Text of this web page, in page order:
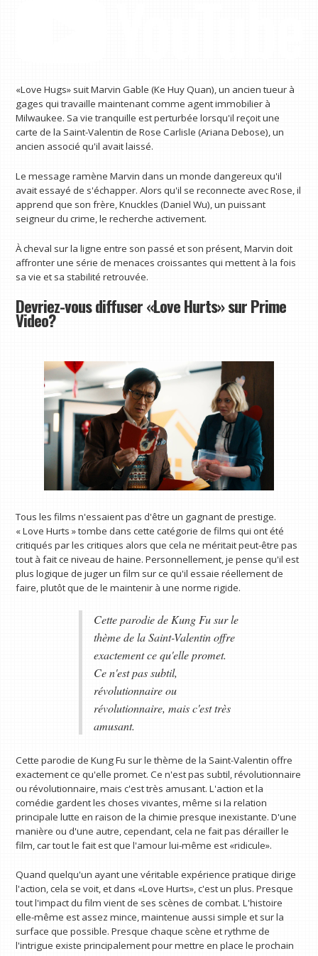
«Love Hugs» suit Marvin Gable (Ke Huy Quan), un ancien tueur à
gages qui travaille maintenant comme agent immobilier à
Milwaukee. Sa vie tranquille est perturbée lorsqu'il reçoit une
carte de la Saint-Valentin de Rose Carlisle (Ariana Debose), un
ancien associé qu'il avait laissé.
Le message ramène Marvin dans un monde dangereux qu'il
avait essayé de s'échapper. Alors qu'il se reconnecte avec Rose, il
apprend que son frère, Knuckles (Daniel Wu), un puissant
seigneur du crime, le recherche activement.
À cheval sur la ligne entre son passé et son présent, Marvin doit
affronter une série de menaces croissantes qui mettent à la fois
sa vie et sa stabilité retrouvée.
Devriez-vous diffuser «Love Hurts» sur Prime
Video?
Tous les films n'essaient pas d'être un gagnant de prestige.
« Love Hurts » tombe dans cette catégorie de films qui ont été
critiqués par les critiques alors que cela ne méritait peut-être pas
tout à fait ce niveau de haine. Personnellement, je pense qu'il est
plus logique de juger un film sur ce qu'il essaie réellement de
faire, plutôt que de le maintenir à une norme rigide.
Cette parodie de Kung Fu sur le
thème de la Saint-Valentin offre
exactement ce qu'elle promet.
Ce n'est pas subtil,
révolutionnaire ou
révolutionnaire, mais c'est très
amusant.
Cette parodie de Kung Fu sur le thème de la Saint-Valentin offre
exactement ce qu'elle promet. Ce n'est pas subtil, révolutionnaire
ou révolutionnaire, mais c'est très amusant. L'action et la
comédie gardent les choses vivantes, même si la relation
principale lutte en raison de la chimie presque inexistante. D'une
manière ou d'une autre, cependant, cela ne fait pas dérailler le
film, car tout le fait est que l'amour lui-même est «ridicule».
Quand quelqu'un ayant une véritable expérience pratique dirige
l'action, cela se voit, et dans «Love Hurts», c'est un plus. Presque
tout l'impact du film vient de ses scènes de combat. L'histoire
elle-même est assez mince, maintenue aussi simple et sur la
surface que possible. Presque chaque scène et rythme de
l'intrigue existe principalement pour mettre en place le prochain